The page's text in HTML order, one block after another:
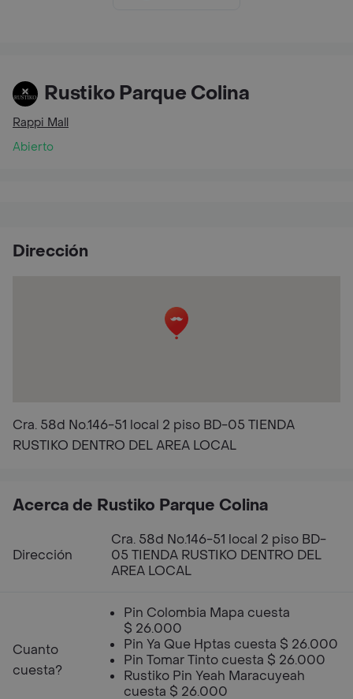
Rustiko Parque Colina
Rappi Mall
Abierto
Dirección
Cra. 58d No.146-51 local 2 piso BD-05 TIENDA
RUSTIKO DENTRO DEL AREA LOCAL
Acerca de Rustiko Parque Colina
Dirección
Cra. 58d No.146-51 local 2 piso BD-
05 TIENDA RUSTIKO DENTRO DEL
AREA LOCAL
Cuanto
cuesta?
Pin Colombia Mapa cuesta
$ 26.000
Pin Ya Que Hptas cuesta $ 26.000
Pin Tomar Tinto cuesta $ 26.000
Rustiko Pin Yeah Maracuyeah
cuesta $ 26.000